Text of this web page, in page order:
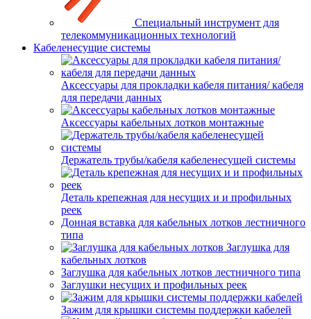
Специальный инструмент для
телекоммуникационных технологий
Кабеленесущие системы
Аксессуары для прокладки кабеля питания/ кабеля
для передачи данных
Аксессуары кабельных лотков монтажные
Держатель трубы/кабеля кабеленесущей системы
Деталь крепежная для несущих и и профильных
реек
Донная вставка для кабельных лотков лестничного
типа
Заглушка для
кабельных лотков
Заглушка для кабельных лотков лестничного типа
Заглушки несущих и профильных реек
Зажим для крышки системы поддержки кабелей